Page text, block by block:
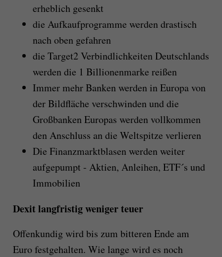
erheblich gesenkt
die Aufkaufprogramme werden drastisch
nach oben gefahren
die Target2 Verbindlichkeiten Deutschlands
werden die 1 Billionenmarke reißen
Immer mehr Banken werden in Europa von
der Bildfläche verschwinden und die
Großbanken Europas werden vollkommen
den Anschluss an die Weltspitze verlieren
Die Finanzmarktblasen werden weiter
aufgepumpt - Aktien, Anleihen, ETF´s und
Immobilien
Dexit langfristig weniger teuer
Offenkundig wird bis zum bitteren Ende am
Euro festgehalten. Wie lange wird es noch